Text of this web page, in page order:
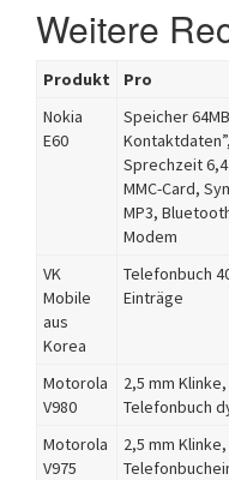
Weitere
Produkt Pro
Nokia
E60
Speicher
Kontaktdaten”,
Sprechzeit
MMC-Card,
MP3,
Modem
VK
Mobile
aus
Korea
Telefonbuch
Einträge
Motorola
V980
2,5 mm Klinke,
Telefonbuch
Motorola
V975
2,5 mm Klinke,